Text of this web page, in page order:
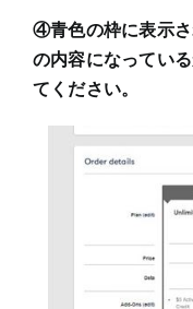
④青色の枠に表示
の内容になってい
てください。